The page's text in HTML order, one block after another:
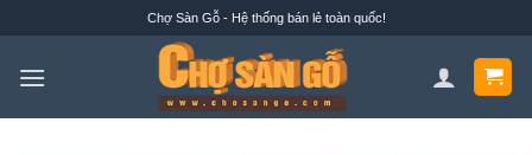
nội
Chợ Sàn Gỗ - Hệ thống bán lẻ toàn quốc!